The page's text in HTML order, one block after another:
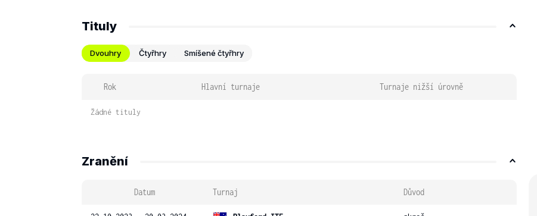
Tituly
Dvouhry Čtyřhry Smíšené čtyřhry
Rok Hlavní turnaje Turnaje nižší úrovně
Žádné tituly
Zranění
Datum Turnaj Důvod